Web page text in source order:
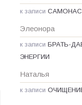
к записи
Элеонора
к записи БРАТЬ-
ЭНЕРГИИ
Наталья
к записи